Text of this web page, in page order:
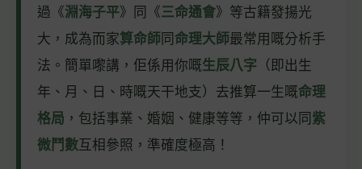
過《淵海子平》同《三命通會》等古籍發揚光
大，成為而家算命師 同 命理大師最常用嘅分析手
法。簡單嚟講，佢係用你嘅生辰八字 （即出生
年、月、日、時嘅天干地支）去推算一生嘅命理
格局 ，包括事業、婚姻、健康等等，仲可以同 紫
微鬥數互相參照，準確度極高！